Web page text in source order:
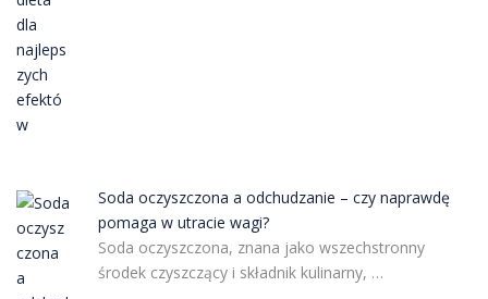
Soda oczyszczona a odchudzanie – czy naprawdę
pomaga w utracie wagi?
Soda oczyszczona, znana jako wszechstronny
środek czyszczący i składnik kulinarny, …